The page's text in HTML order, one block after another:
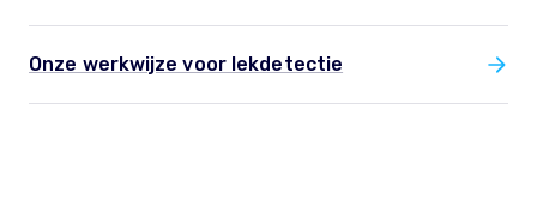
Onze werkwijze voor lekdetectie